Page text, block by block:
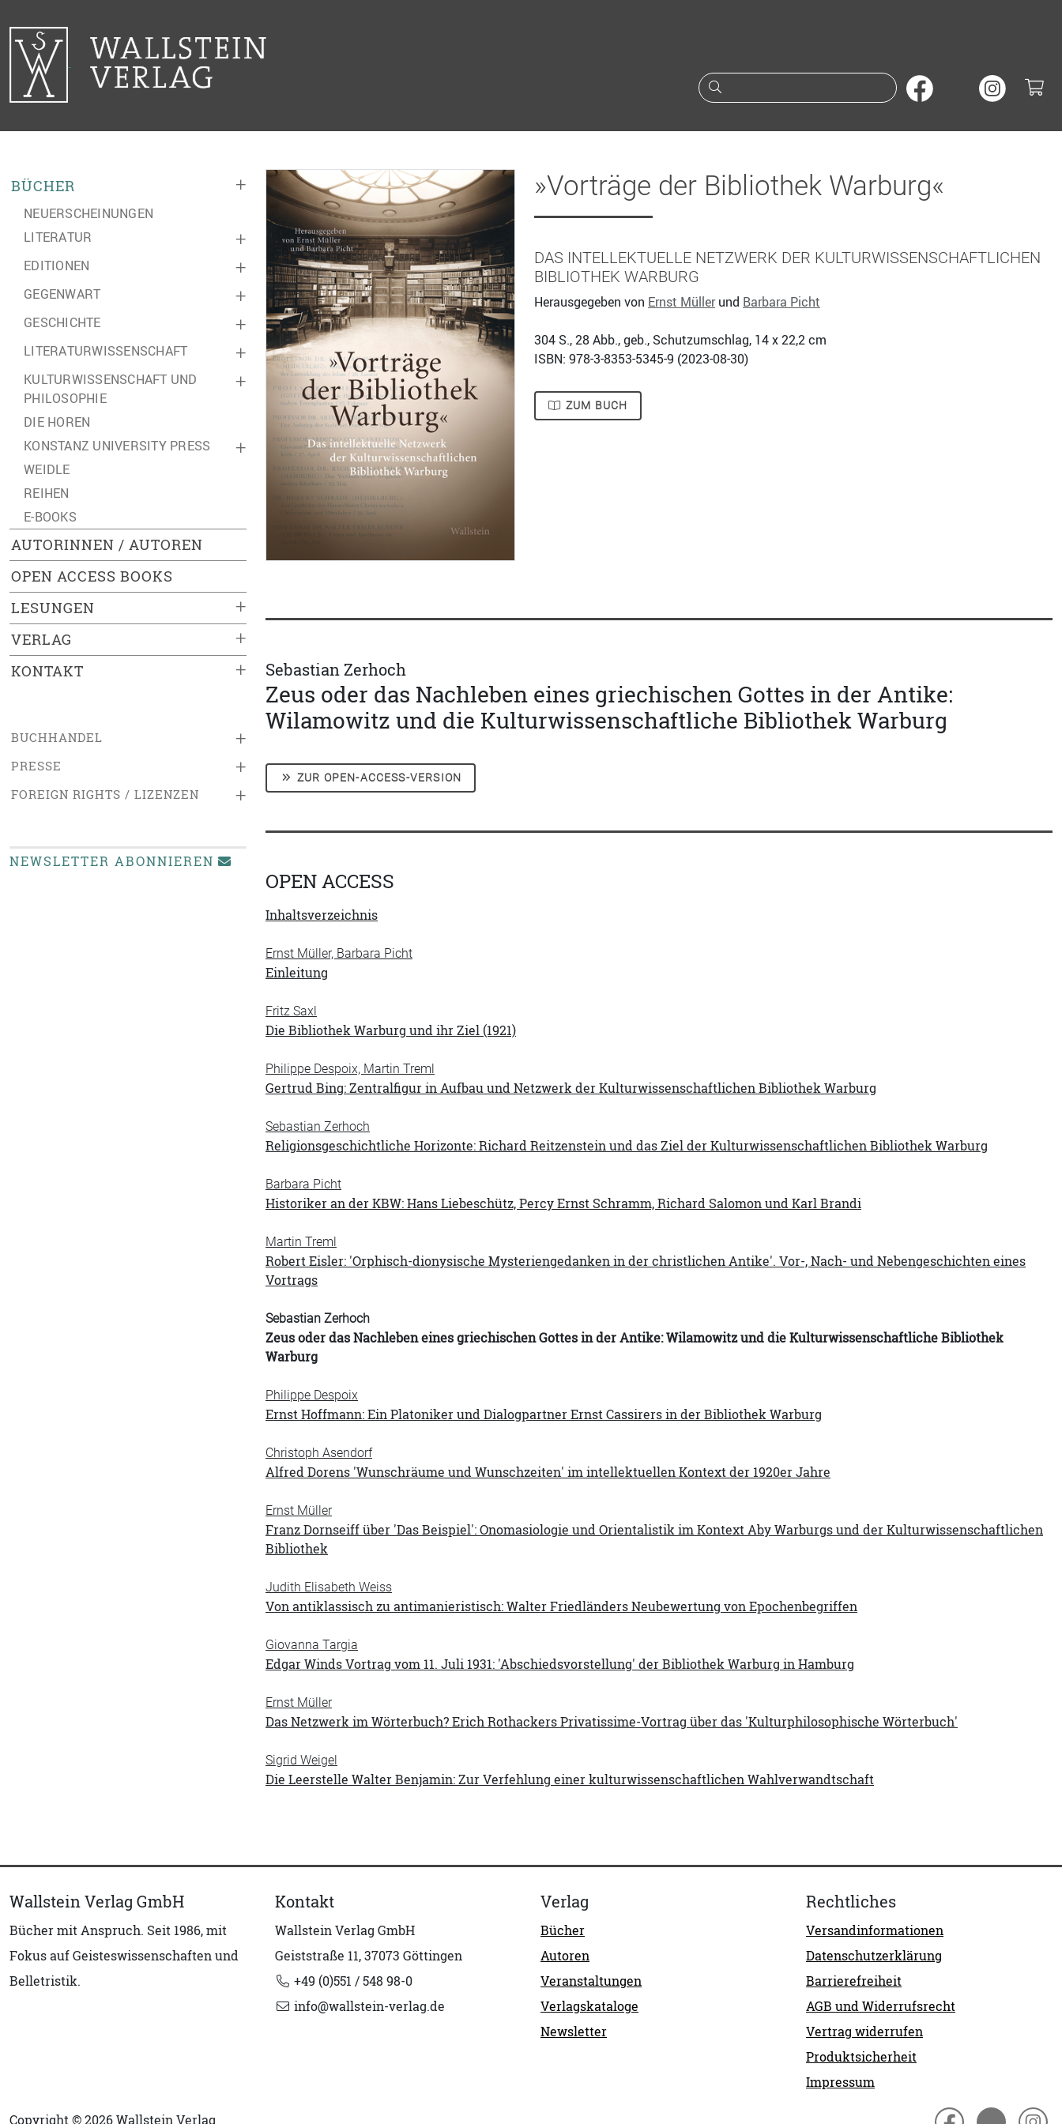
Suche nach Büchern oder
+
BÜCHER
NEUERSCHEINUNGEN
+
LITERATUR
+
EDITIONEN
+
GEGENWART
+
GESCHICHTE
+
LITERATURWISSENSCHAFT
+
KULTURWISSENSCHAFT UND
PHILOSOPHIE
DIE HOREN
+
KONSTANZ UNIVERSITY PRESS
WEIDLE
REIHEN
E-BOOKS
AUTORINNEN / AUTOREN
OPEN ACCESS BOOKS
+
LESUNGEN
+
VERLAG
+
KONTAKT
+
BUCHHANDEL
+
PRESSE
+
FOREIGN RIGHTS / LIZENZEN
NEWSLETTER ABONNIEREN
»Vorträge der Bibliothek Warburg«
DAS INTELLEKTUELLE NETZWERK DER KULTURWISSENSCHAFTLICHEN
BIBLIOTHEK WARBURG
Herausgegeben von Ernst Müllerund Barbara Picht
304 S., 28 Abb., geb., Schutzumschlag, 14 x 22,2 cm
ISBN: 978-3-8353-5345-9 (2023-08-30)
ZUM BUCH
Sebastian Zerhoch
Zeus oder das Nachleben eines griechischen Gottes in der Antike:
Wilamowitz und die Kulturwissenschaftliche Bibliothek Warburg
ZUR OPEN-ACCESS-VERSION
OPEN ACCESS
Inhaltsverzeichnis
Ernst Müller, Barbara Picht
Einleitung
Fritz Saxl
Die Bibliothek Warburg und ihr Ziel (1921)
Philippe Despoix, Martin Treml
Gertrud Bing: Zentralfigur in Aufbau und Netzwerk der Kulturwissenschaftlichen Bibliothek Warburg
Sebastian Zerhoch
Religionsgeschichtliche Horizonte: Richard Reitzenstein und das Ziel der Kulturwissenschaftlichen Bibliothek Warburg
Barbara Picht
Historiker an der KBW: Hans Liebeschütz, Percy Ernst Schramm, Richard Salomon und Karl Brandi
Martin Treml
Robert Eisler: 'Orphisch-dionysische Mysteriengedanken in der christlichen Antike'. Vor-, Nach- und Nebengeschichten eines
Vortrags
Sebastian Zerhoch
Zeus oder das Nachleben eines griechischen Gottes in der Antike: Wilamowitz und die Kulturwissenschaftliche Bibliothek
Warburg
Philippe Despoix
Ernst Hoffmann: Ein Platoniker und Dialogpartner Ernst Cassirers in der Bibliothek Warburg
Christoph Asendorf
Alfred Dorens 'Wunschräume und Wunschzeiten' im intellektuellen Kontext der 1920er Jahre
Ernst Müller
Franz Dornseiff über 'Das Beispiel': Onomasiologie und Orientalistik im Kontext Aby Warburgs und der Kulturwissenschaftlichen
Bibliothek
Judith Elisabeth Weiss
Von antiklassisch zu antimanieristisch: Walter Friedländers Neubewertung von Epochenbegriffen
Giovanna Targia
Edgar Winds Vortrag vom 11. Juli 1931: 'Abschiedsvorstellung' der Bibliothek Warburg in Hamburg
Ernst Müller
Das Netzwerk im Wörterbuch? Erich Rothackers Privatissime-Vortrag über das 'Kulturphilosophische Wörterbuch'
Sigrid Weigel
Die Leerstelle Walter Benjamin: Zur Verfehlung einer kulturwissenschaftlichen Wahlverwandtschaft
Wallstein Verlag GmbH
Bücher mit Anspruch. Seit 1986, mit
Fokus auf Geisteswissenschaften und
Belletristik.
Kontakt
Wallstein Verlag GmbH
Geiststraße 11, 37073 Göttingen
+49 (0)551 / 548 98-0
info@wallstein-verlag.de
Verlag
Bücher
Autoren
Veranstaltungen
Verlagskataloge
Newsletter
Rechtliches
Versandinformationen
Datenschutzerklärung
Barrierefreiheit
AGB und Widerrufsrecht
Vertrag widerrufen
Produktsicherheit
Impressum
Copyright © 2026 Wallstein Verlag